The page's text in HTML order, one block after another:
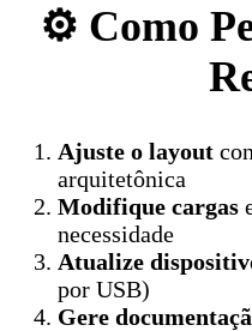
⚙️ Como
Ajuste o layout
arquitetônica
Modifique cargas
necessidade
Atualize
por USB)
Gere